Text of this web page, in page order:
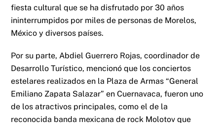
fiesta cultural que se ha disfrutado por 30 años
ininterrumpidos por miles de personas de Morelos,
México y diversos países.
Por su parte, Abdiel Guerrero Rojas, coordinador de
Desarrollo Turístico, mencionó que los conciertos
estelares realizados en la Plaza de Armas “General
Emiliano Zapata Salazar” en Cuernavaca, fueron uno
de los atractivos principales, como el de la
reconocida banda mexicana de rock Molotov que